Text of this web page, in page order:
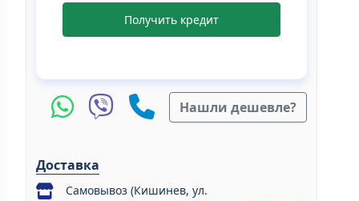
Получить кредит
Нашли дешевле?
Доставка
Самовывоз (Кишинев, ул.